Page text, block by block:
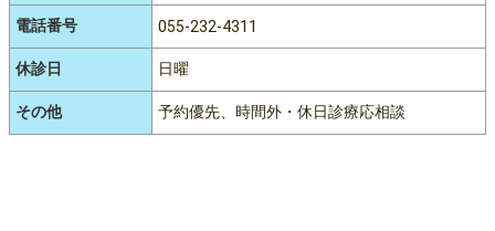
電話番号 055-232-4311
休診日 日曜
その他 予約優先、時間外・休日診療応相談